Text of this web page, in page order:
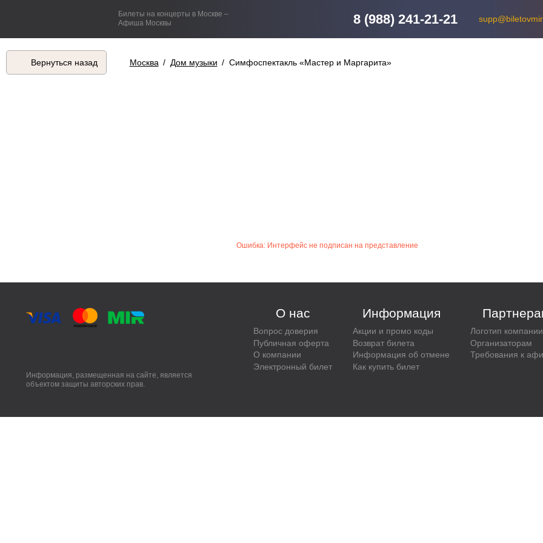
Билеты на концерты в Москве –
Афиша Москвы
8 (988) 241-21-21
Вернуться назад Москва / Дом музыки / Симфоспектакль «Мастер и Маргарита»
Ошибка: Интерфейс не подписан на представление
Информация, размещенная на сайте, является
объектом защиты авторских прав.
О нас
Вопрос доверия
Публичная оферта
О компании
Электронный билет
Информация
Акции и промо коды
Возврат билета
Информация об отмене
Как купить билет
Логотип компании
Организаторам
Требования к